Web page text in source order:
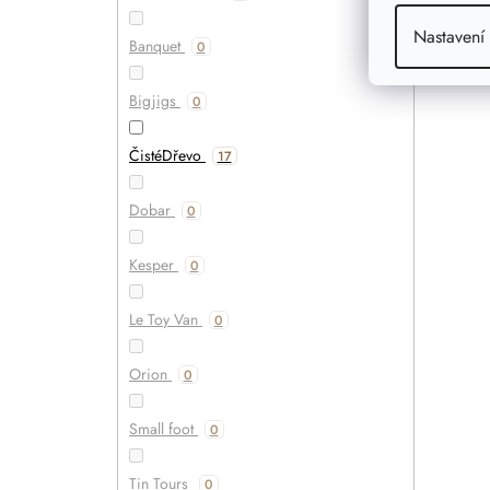
Nastavení
Banquet 0
Bigjigs 0
ČistéDřevo 17
Dobar 0
Kesper 0
Le Toy Van 0
Orion 0
Small foot 0
Tin Tours 0